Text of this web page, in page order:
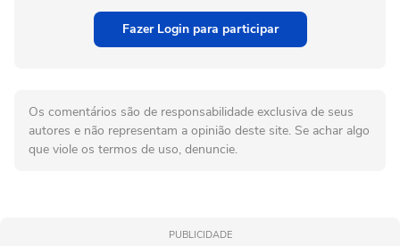
Fazer Login para participar
Os comentários são de responsabilidade exclusiva de seus
autores e não representam a opinião deste site. Se achar algo
que viole os termos de uso, denuncie.
PUBLICIDADE